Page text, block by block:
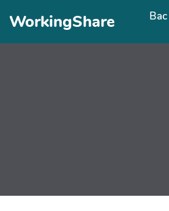
Aller au contenu principal
WorkingShare